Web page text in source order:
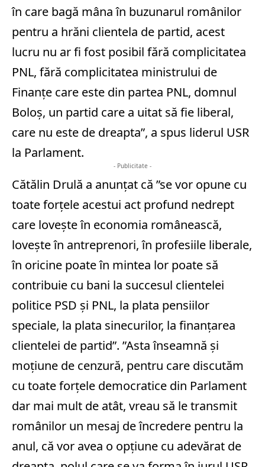
în care bagă mâna în buzunarul românilor
pentru a hrăni clientela de partid, acest
lucru nu ar fi fost posibil fără complicitatea
PNL, fără complicitatea ministrului de
Finanţe care este din partea PNL, domnul
Boloş, un partid care a uitat să fie liberal,
care nu este de dreapta”, a spus liderul USR
la Parlament.
- Publicitate -
Cătălin Drulă a anunţat că ”se vor opune cu
toate forţele acestui act profund nedrept
care loveşte în economia românească,
loveşte în antreprenori, în profesiile liberale,
în oricine poate în mintea lor poate să
contribuie cu bani la succesul clientelei
politice PSD şi PNL, la plata pensiilor
speciale, la plata sinecurilor, la finanţarea
clientelei de partid”. ”Asta înseamnă şi
moţiune de cenzură, pentru care discutăm
cu toate forţele democratice din Parlament
dar mai mult de atât, vreau să le transmit
românilor un mesaj de încredere pentru la
anul, că vor avea o opţiune cu adevărat de